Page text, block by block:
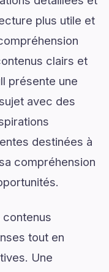
plus utile et
clairs et
présente une
avec des
destinées à
compréhension
tout en
Une